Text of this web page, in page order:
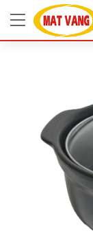
Trang chủ Tất